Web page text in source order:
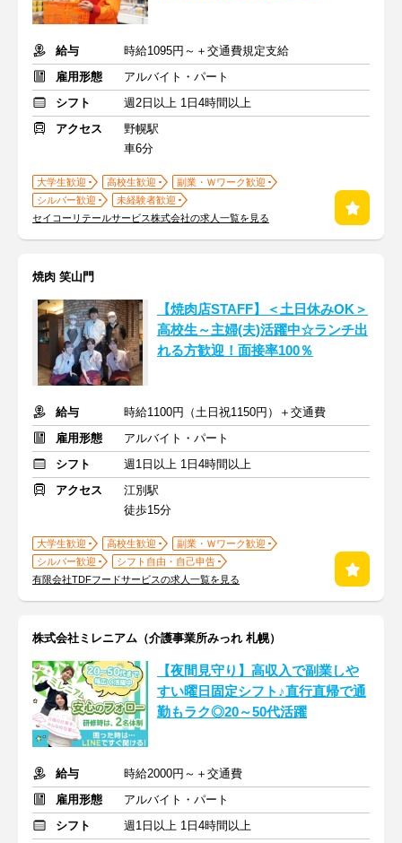
給与
時給1095円～＋交通費規定支給
雇用形態
アルバイト・パート
シフト
週2日以上 1日4時間以上
アクセス
野幌駅
車6分
大学生歓迎 高校生歓迎
副業・Ｗワーク歓迎
シルバー歓迎
未経験者歓迎
セイコーリテールサービス株式会社の求人一覧を見る
焼肉 笑山門
【焼肉店STAFF】＜土日休みOK＞
高校生～主婦(夫)活躍中☆ランチ出
れる方歓迎！面接率100％
給与
時給1100円（土日祝1150円）＋交通費
雇用形態
アルバイト・パート
シフト
週1日以上 1日4時間以上
アクセス
江別駅
徒歩15分
大学生歓迎 高校生歓迎
副業・Ｗワーク歓迎
シルバー歓迎
シフト自由・自己申告
有限会社TDFフードサービスの求人一覧を見る
株式会社ミレニアム（介護事業所みっれ 札幌）
【夜間見守り】高収入で副業しや
すい曜日固定シフト♪直行直帰で通
勤もラク◎20～50代活躍
給与
時給2000円～＋交通費
雇用形態
アルバイト・パート
シフト
週1日以上 1日4時間以上